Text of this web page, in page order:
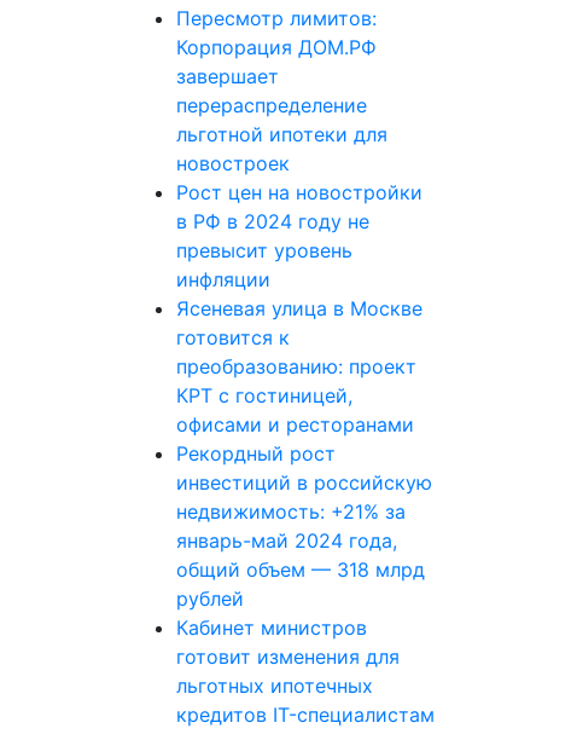
Пересмотр лимитов:
Корпорация ДОМ.РФ
завершает
перераспределение
льготной ипотеки для
новостроек
Рост цен на новостройки
в РФ в 2024 году не
превысит уровень
инфляции
Ясеневая улица в Москве
готовится к
преобразованию: проект
КРТ с гостиницей,
офисами и ресторанами
Рекордный рост
инвестиций в российскую
недвижимость: +21% за
январь-май 2024 года,
общий объем — 318 млрд
рублей
Кабинет министров
готовит изменения для
льготных ипотечных
кредитов IT-специалистам